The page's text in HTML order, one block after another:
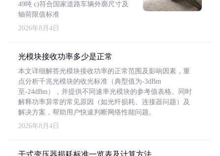
49吨 c)符合国家道路车辆外廓尺寸及
轴荷限值标准
2026年8月4日
光模块接收功率多少是正常
本文详细解答光模块接收功率的正常范围及影响因素，重
点分析千兆光模块的收光标准（典型值为-3dBm
至-24dBm），并提供不同速率光模块的参考值表格。同时
解释功率异常的常见原因（如光纤损耗、连接器问题）及
解决方案，帮助用户快速判断网络性能问题。
2026年8月4日
干式变压器损耗标准一览表及计算方法